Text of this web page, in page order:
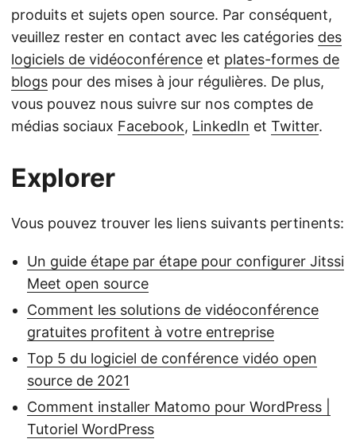
produits et sujets open source. Par conséquent,
veuillez rester en contact avec les catégories des
logiciels de vidéoconférence et plates-formes de
blogs pour des mises à jour régulières. De plus,
vous pouvez nous suivre sur nos comptes de
médias sociaux Facebook, LinkedIn et Twitter.
Explorer
Vous pouvez trouver les liens suivants pertinents:
Un guide étape par étape pour configurer Jitssi
Meet open source
Comment les solutions de vidéoconférence
gratuites profitent à votre entreprise
Top 5 du logiciel de conférence vidéo open
source de 2021
Comment installer Matomo pour WordPress |
Tutoriel WordPress